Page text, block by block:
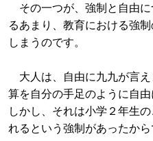
その一つが、強制と自由
るあまり、教育における強
しまうのです。
大人は、自由に九九が言
算を自分の手足のように自由
しかし、それは小学２年生
れるという強制があったから